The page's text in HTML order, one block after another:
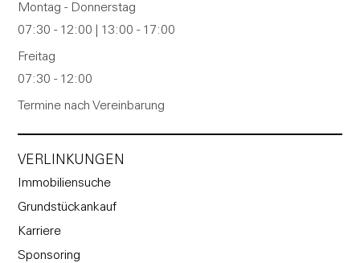
Montag - Donnerstag
07:30 - 12:00 | 13:00 - 17:00
Freitag
07:30 - 12:00
Termine nach Vereinbarung
VERLINKUNGEN
Immobiliensuche
Grundstückankauf
Karriere
Sponsoring